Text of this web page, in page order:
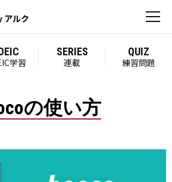
アルク
学習
SERIES
連載
QUIZ
練習問題
の使い方